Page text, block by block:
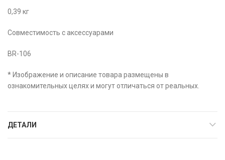
0,39 кг
Совместимость с аксессуарами
BR-106
* Изображение и описание товара размещены в
ознакомительных целях и могут отличаться от реальных.
ДЕТАЛИ